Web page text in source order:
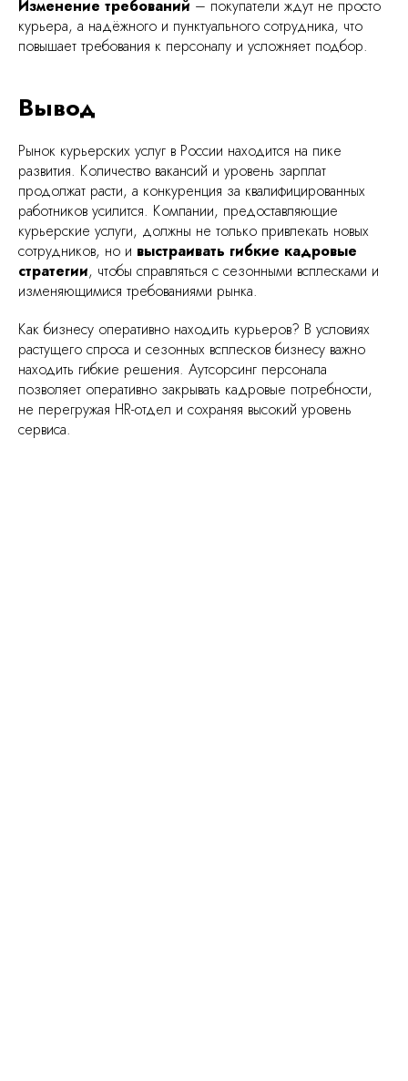
Изменение требований – покупатели ждут не просто
курьера, а надёжного и пунктуального сотрудника, что
повышает требования к персоналу и усложняет подбор.
Вывод
Рынок курьерских услуг в России находится на пике
развития. Количество вакансий и уровень зарплат
продолжат расти, а конкуренция за квалифицированных
работников усилится. Компании, предоставляющие
курьерские услуги, должны не только привлекать новых
сотрудников, но и выстраивать гибкие кадровые
стратегии, чтобы справляться с сезонными всплесками и
изменяющимися требованиями рынка.
Как бизнесу оперативно находить курьеров? В условиях
растущего спроса и сезонных всплесков бизнесу важно
находить гибкие решения. Аутсорсинг персонала
позволяет оперативно закрывать кадровые потребности,
не перегружая HR-отдел и сохраняя высокий уровень
сервиса.
низкая текучка